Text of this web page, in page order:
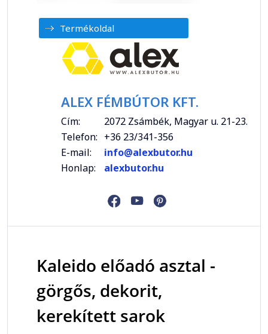
Termékoldal
ALEX FÉMBÚTOR KFT.
Cím:
2072 Zsámbék, Magyar u. 21-23.
Telefon: +36 23/341-356
E-mail:
info@alexbutor.hu
Honlap:
alexbutor.hu
Kaleido előadó asztal -
görgős, dekorit,
kerekített sarok